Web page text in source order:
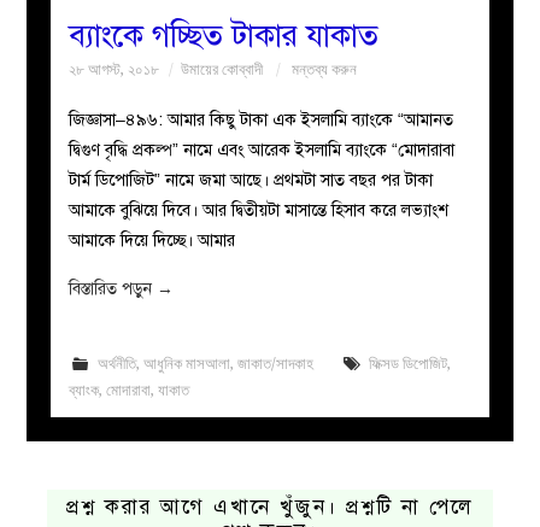
নারীদের
পাতা
ইসলাহী
মজলিস
ব্যাংকে গচ্ছিত টাকার যাকাত
২৮ আগস্ট, ২০১৮ উমায়ের কোব্বাদী মন্তব্য করুন
জিজ্ঞাসা–৪৯৬: আমার কিছু টাকা এক ইসলামি ব্যাংকে “আমানত
দ্বিগুণ বৃদ্ধি প্রকল্প” নামে এবং আরেক ইসলামি ব্যাংকে “মোদারাবা
টার্ম ডিপোজিট” নামে জমা আছে। প্রথমটা সাত বছর পর টাকা
আমাকে বুঝিয়ে দিবে। আর দ্বিতীয়টা মাসান্তে হিসাব করে লভ্যাংশ
আমাকে দিয়ে দিচ্ছে। আমার
বিস্তারিত পড়ুন →
অর্থনীতি, আধুনিক মাসআলা, জাকাত/সাদকাহ ফিক্সড ডিপোজিট,
ব্যাংক,মোদারাবা,যাকাত
প্রশ্ন করার আগে এখানে খুঁজুন। প্রশ্নটি না পেলে